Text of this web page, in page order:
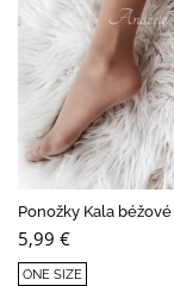
Ponožky Kala béžové
5,99 €
ONE SIZE